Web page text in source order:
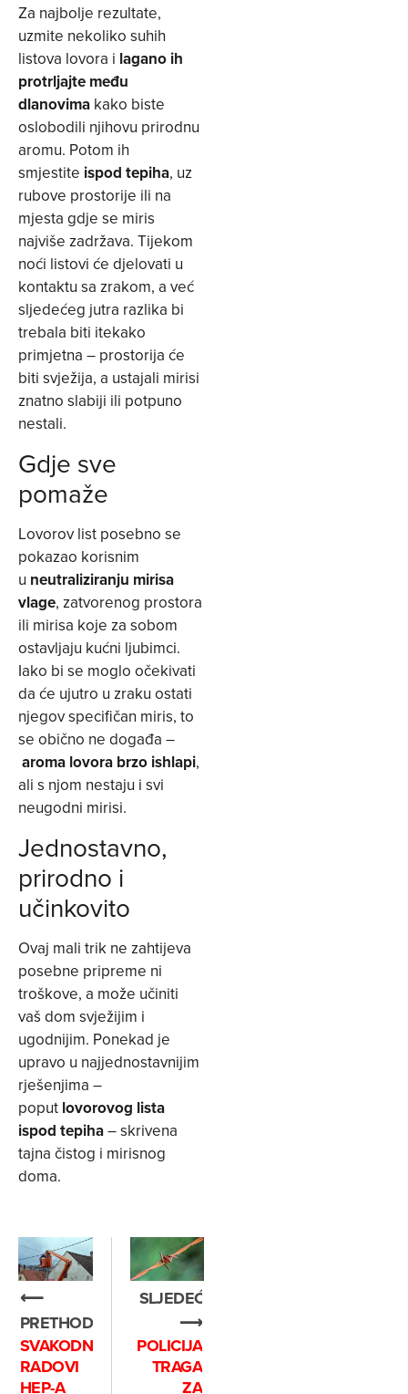
Za najbolje rezultate,
uzmite nekoliko suhih
listova lovora i lagano ih
protrljajte među
dlanovima kako biste
oslobodili njihovu prirodnu
aromu. Potom ih
smjestite ispod tepiha, uz
rubove prostorije ili na
mjesta gdje se miris
najviše zadržava. Tijekom
noći listovi će djelovati u
kontaktu sa zrakom, a već
sljedećeg jutra razlika bi
trebala biti itekako
primjetna – prostorija će
biti svježija, a ustajali mirisi
znatno slabiji ili potpuno
nestali.
Gdje sve
pomaže
Lovorov list posebno se
pokazao korisnim
u neutraliziranju mirisa
vlage, zatvorenog prostora
ili mirisa koje za sobom
ostavljaju kućni ljubimci.
Iako bi se moglo očekivati
da će ujutro u zraku ostati
njegov specifičan miris, to
se obično ne događa –
aroma lovora brzo ishlapi,
ali s njom nestaju i svi
neugodni mirisi.
Jednostavno,
prirodno i
učinkovito
Ovaj mali trik ne zahtijeva
posebne pripreme ni
troškove, a može učiniti
vaš dom svježijim i
ugodnijim. Ponekad je
upravo u najjednostavnijim
rješenjima –
poput lovorovog lista
ispod tepiha– skrivena
tajna čistog i mirisnog
doma.
⟵
PRETHODNO
SVAKODNEVNI
RADOVI
HEP-A
SLJEDEĆE
⟶
POLICIJA
TRAGA
ZA